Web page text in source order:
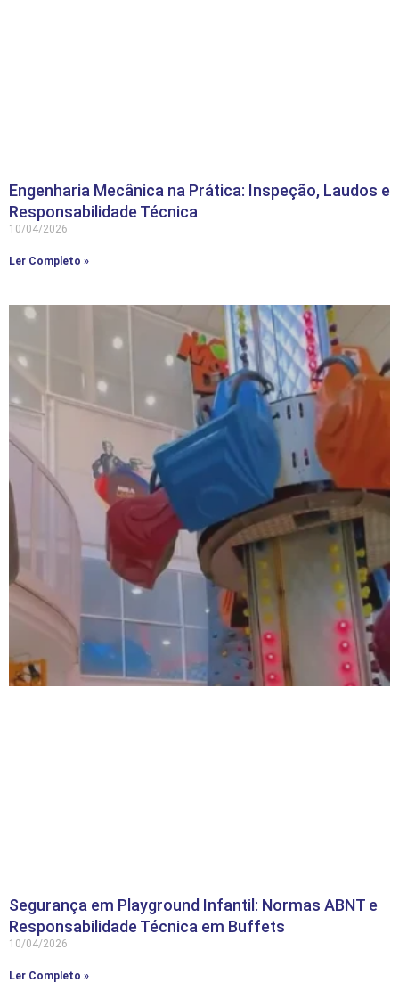
Engenharia Mecânica na Prática: Inspeção, Laudos e
Responsabilidade Técnica
10/04/2026
Ler Completo »
Segurança em Playground Infantil: Normas ABNT e
Responsabilidade Técnica em Buffets
10/04/2026
Ler Completo »